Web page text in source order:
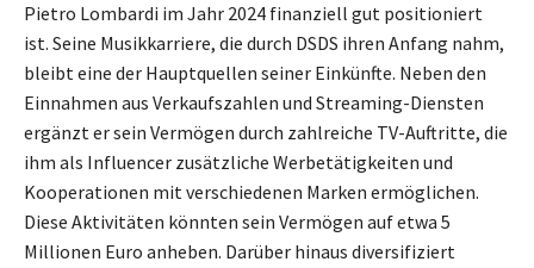
Pietro Lombardi im Jahr 2024 finanziell gut positioniert
ist. Seine Musikkarriere, die durch DSDS ihren Anfang nahm,
bleibt eine der Hauptquellen seiner Einkünfte. Neben den
Einnahmen aus Verkaufszahlen und Streaming-Diensten
ergänzt er sein Vermögen durch zahlreiche TV-Auftritte, die
ihm als Influencer zusätzliche Werbetätigkeiten und
Kooperationen mit verschiedenen Marken ermöglichen.
Diese Aktivitäten könnten sein Vermögen auf etwa 5
Millionen Euro anheben. Darüber hinaus diversifiziert